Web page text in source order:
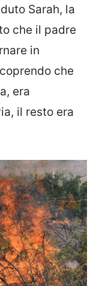
Sarah, la
che il padre
in
che
era
il resto era